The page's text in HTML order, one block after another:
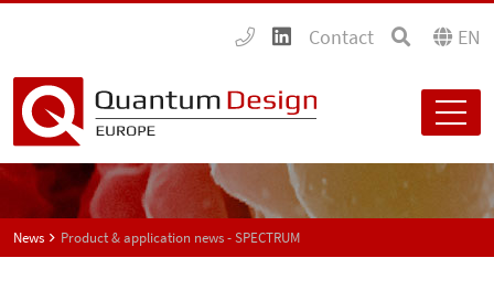
Contact EN
News Product & application news - SPECTRUM